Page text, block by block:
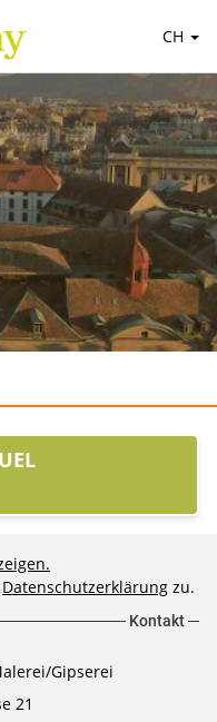
CH
Datenschutzerklärung zu.
Kontakt
Gipserei
21